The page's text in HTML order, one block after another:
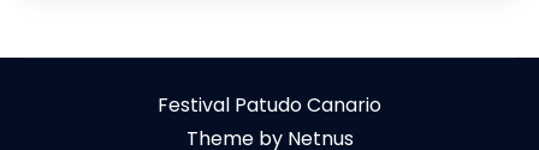
Festival Patudo Canario
Theme by Netnus